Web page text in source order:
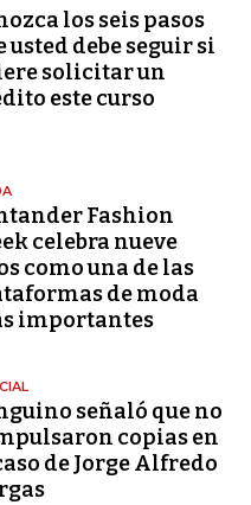
los seis pasos
usted debe seguir si
solicitar un
este curso
Fashion
celebra nueve
como una de las
de moda
importantes
señaló que no
copias en
de Jorge Alfredo